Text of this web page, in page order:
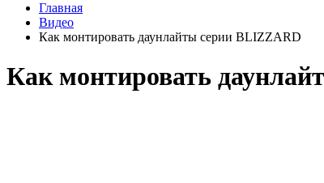
Главная
Видео
Как монтировать даунлайты серии BLIZZARD
Как монтировать